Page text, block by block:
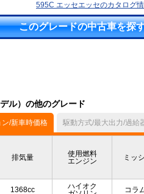
595C エッセエッセのカタログ
このグレードの中古車を探
ル）の他のグレード
/新車時価格 駆動方式/最大出力/過給
排気量
使用燃料
エンジン
ミッ
1368cc
ハイオク
コラ